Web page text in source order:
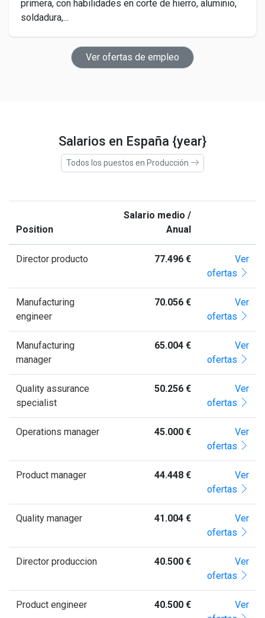
primera, con habilidades en corte de hierro, aluminio,
soldadura,...
Ver ofertas de empleo
Salarios en España {year}
Todos los puestos en Producción
Position
Salario medio /
Anual
Director producto 77.496 €
Ver
ofertas
Manufacturing
engineer
70.056 €
Ver
ofertas
Manufacturing
manager
65.004 €
Ver
ofertas
Quality assurance
specialist
50.256 €
Ver
ofertas
Operations manager 45.000 €
Ver
ofertas
Product manager 44.448 €
Ver
ofertas
Quality manager 41.004 €
Ver
ofertas
Director produccion 40.500 €
Ver
ofertas
Product engineer 40.500 €
Ver